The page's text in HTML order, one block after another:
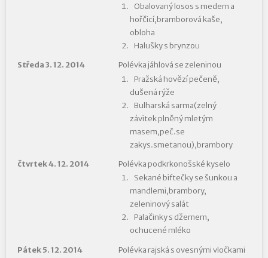
Obalovaný losos s medem a
hořčicí,bramborová kaše,
obloha
Halušky s brynzou
Středa 3. 12. 2014
Polévka jáhlová se zeleninou
Pražská hovězí pečeně,
dušená rýže
Bulharská sarma(zelný
závitek plněný mletým
masem,peč.se
zakys.smetanou),brambory
čtvrtek 4. 12. 2014
Polévka podkrkonošské kyselo
Sekané biftečky se šunkou a
mandlemi,brambory,
zeleninový salát
Palačinky s džemem,
ochucené mléko
Pátek 5. 12. 2014
Polévka rajská s ovesnými vločkami